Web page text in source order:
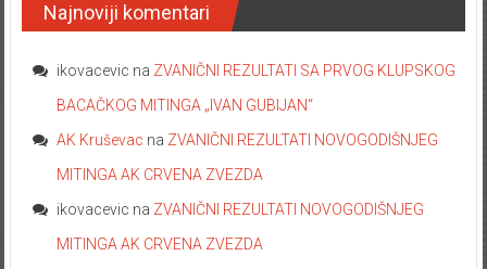
Najnoviji komentari
ikovacevic na ZVANIČNI REZULTATI SA PRVOG KLUPSKOG
BACAČKOG MITINGA „IVAN GUBIJAN“
AK Kruševac na ZVANIČNI REZULTATI NOVOGODIŠNJEG
MITINGA AK CRVENA ZVEZDA
ikovacevic na ZVANIČNI REZULTATI NOVOGODIŠNJEG
MITINGA AK CRVENA ZVEZDA